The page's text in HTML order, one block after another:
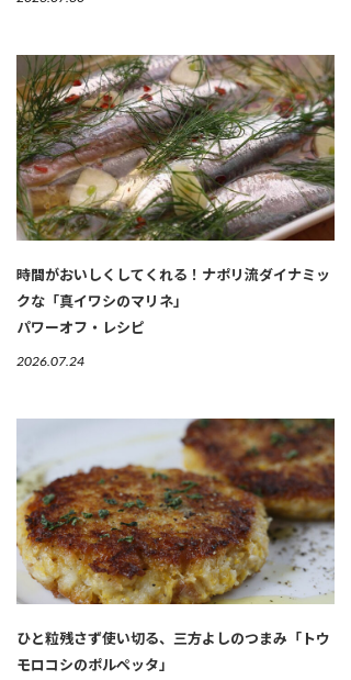
時間がおいしくしてくれる！ナポリ流ダイナミッ
クな「真イワシのマリネ」
パワーオフ・レシピ
2026.07.24
ひと粒残さず使い切る、三方よしのつまみ「トウ
モロコシのポルペッタ」